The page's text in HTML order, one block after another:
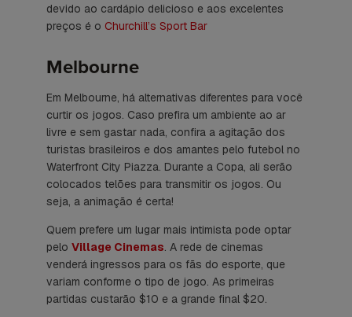
devido ao cardápio delicioso e aos excelentes
preços é o Churchill’s Sport Bar
Melbourne
Em Melbourne, há alternativas diferentes para você
curtir os jogos. Caso prefira um ambiente ao ar
livre e sem gastar nada, confira a agitação dos
turistas brasileiros e dos amantes pelo futebol no
Waterfront City Piazza. Durante a Copa, ali serão
colocados telões para transmitir os jogos. Ou
seja, a animação é certa!
Quem prefere um lugar mais intimista pode optar
pelo Village Cinemas . A rede de cinemas
venderá ingressos para os fãs do esporte, que
variam conforme o tipo de jogo. As primeiras
partidas custarão $10 e a grande final $20.